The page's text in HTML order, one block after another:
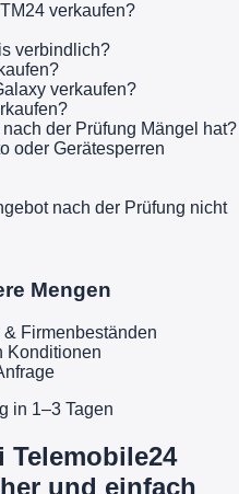
verkaufen?
verbindlich?
verkaufen?
der Prüfung Mängel hat?
oder Gerätesperren
nach der Prüfung nicht
Mengen
Firmenbeständen
Konditionen
in 1–3 Tagen
Telemobile24
und einfach